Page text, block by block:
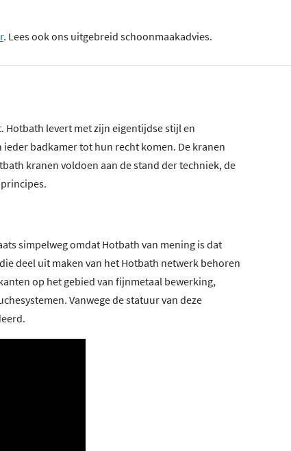
. Lees ook ons uitgebreid schoonmaakadvies.
Hotbath levert met zijn eigentijdse stijl en
badkamer tot hun recht komen. De kranen
kranen voldoen aan de stand der techniek, de
simpelweg omdat Hotbath van mening is dat
deel uit maken van het Hotbath netwerk behoren
op het gebied van fijnmetaal bewerking,
Vanwege de statuur van deze